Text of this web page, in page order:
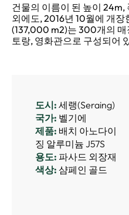
건물의 이름이 된 높이
외에도, 2016년 10월에 개
(137,000 m2)는 300개의 매
토랑, 영화관으로 구성되어
도시: 세랭(Seraing)
국가: 벨기에
제품: 배치 아노다이
징 알루미늄 J57S
용도: 파사드 외장재
색상: 샴페인 골드